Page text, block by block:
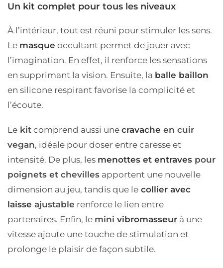
Un kit complet pour tous les niveaux
À l’intérieur, tout est réuni pour stimuler les sens.
Le masque occultant permet de jouer avec
l’imagination. En effet, il renforce les sensations
en supprimant la vision. Ensuite, la balle baillon
en silicone respirant favorise la complicité et
l’écoute.
Le kit comprend aussi une cravache en cuir
vegan, idéale pour doser entre caresse et
intensité. De plus, les menottes et entraves pour
poignets et chevilles apportent une nouvelle
dimension au jeu, tandis que le collier avec
laisse ajustable renforce le lien entre
partenaires. Enfin, le mini vibromasseur à une
vitesse ajoute une touche de stimulation et
prolonge le plaisir de façon subtile.